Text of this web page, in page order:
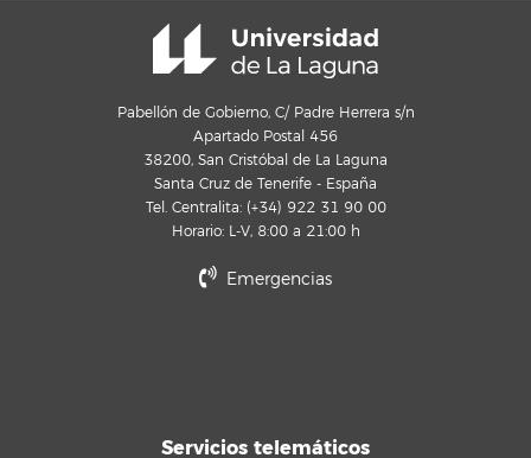
Pabellón de Gobierno, C/ Padre Herrera s/n
Apartado Postal 456
38200, San Cristóbal de La Laguna
Santa Cruz de Tenerife - España
Tel. Centralita: (+34) 922 31 90 00
Horario: L-V, 8:00 a 21:00 h
Emergencias
Servicios telemáticos